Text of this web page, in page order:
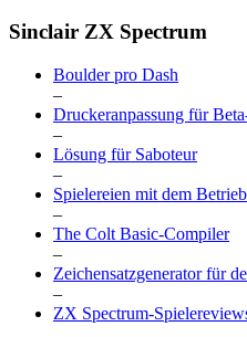
Sinclair ZX Spectrum
Boulder pro Dash
–
Druckeranpassung für
–
Lösung für Saboteur
–
Spielereien mit dem
–
The Colt Basic-Compiler
–
Zeichensatzgenerator für
–
ZX Spectrum-